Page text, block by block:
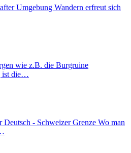
Umgebung Wandern erfreut sich
wie z.B. die Burgruine
ist die…
- Schweizer Grenze Wo man